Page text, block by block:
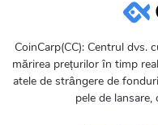
CoinCarp(CC): Centrul
mărirea prețurilor în timp
atele de strângere de
pele de